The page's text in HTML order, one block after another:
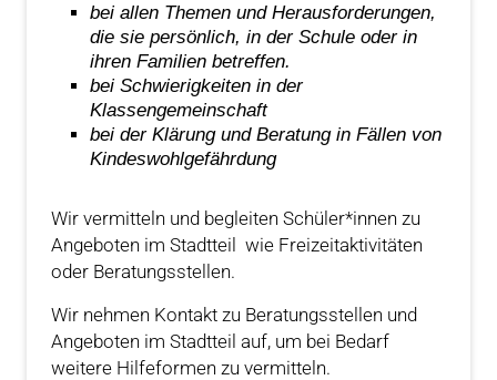
bei allen Themen und Herausforderungen,
die sie persönlich, in der Schule oder in
ihren Familien betreffen.
bei Schwierigkeiten in der
Klassengemeinschaft
bei der Klärung und Beratung in Fällen von
Kindeswohlgefährdung
Wir vermitteln und begleiten Schüler*innen zu
Angeboten im Stadtteil wie Freizeitaktivitäten
oder Beratungsstellen.
Wir nehmen Kontakt zu Beratungsstellen und
Angeboten im Stadtteil auf, um bei Bedarf
weitere Hilfeformen zu vermitteln.